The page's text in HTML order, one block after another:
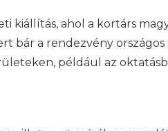
kiállítás, ahol a kortárs
a rendezvény
például az